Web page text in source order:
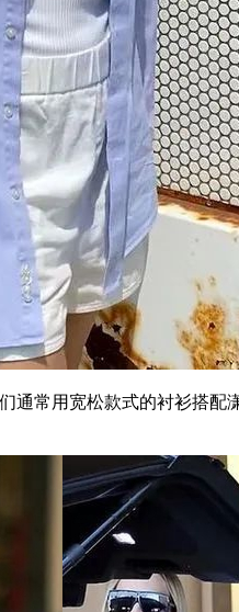
常用宽松款式的衬衫搭配